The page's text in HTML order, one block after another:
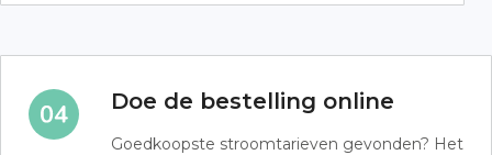
Doe de bestelling online
Goedkoopste stroomtarieven gevonden? Het